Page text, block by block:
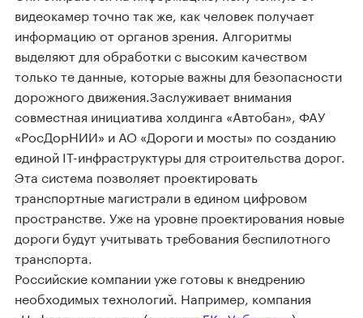
видеокамер точно так же, как человек получает
информацию от органов зрения. Алгоритмы
выделяют для обработки с высоким качеством
только те данные, которые важны для безопасности
дорожного движения.Заслуживает внимания
совместная инициатива холдинга «Автобан», ФАУ
«РосДорНИИ» и АО «Дороги и мосты» по созданию
единой IT-инфраструктуры для строительства дорог.
Эта система позволяет проектировать
транспортные магистрали в едином цифровом
пространстве. Уже на уровне проектирования новые
дороги будут учитывать требования беспилотного
транспорта.
Российские компании уже готовы к внедрению
необходимых технологий. Например, компания